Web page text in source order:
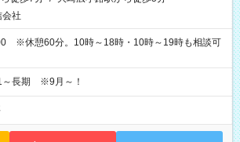
社
※休憩60分。10時～18時・10時～19時も相談可
～長期 ※9月～！